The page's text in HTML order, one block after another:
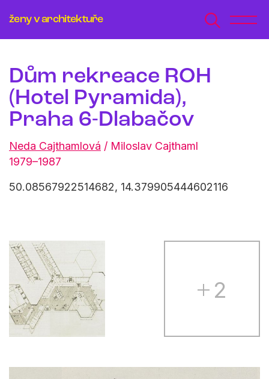
ženy v architektuře
Dům rekreace ROH
(Hotel Pyramida),
Praha 6-Dlabačov
Neda Cajthamlová / Miloslav Cajthaml
1979–1987
50.08567922514682, 14.379905444602116
2